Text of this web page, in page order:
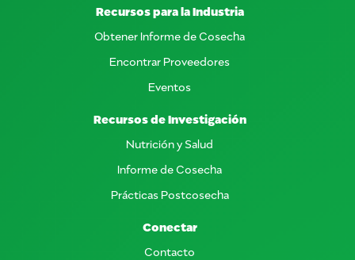
Recursos para la Industria
Obtener Informe de Cosecha
Encontrar Proveedores
Eventos
Recursos de Investigación
Nutrición y Salud
Informe de Cosecha
Prácticas Postcosecha
Conectar
Contacto